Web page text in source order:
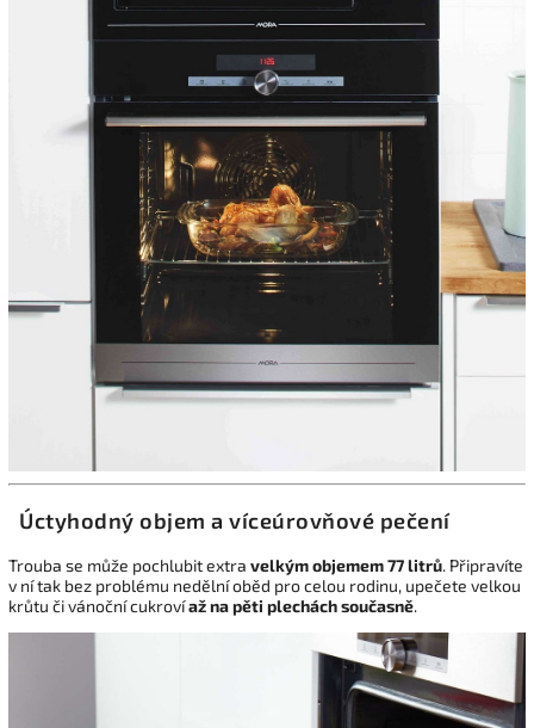
Úctyhodný objem a víceúrovňové pečení
Trouba se může pochlubit extra velkým objemem 77 litrů. Připravíte
v ní tak bez problému nedělní oběd pro celou rodinu, upečete velkou
krůtu či vánoční cukrovíaž na pěti plechách současně.